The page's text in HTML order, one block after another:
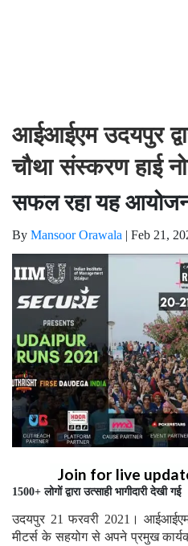
आईआईएम उदयपुर
चौथा संस्करण हाई
सफल रहा यह
By Mansoor Orawala | Feb 21,
Join for live
1500+ लोगों द्वारा उत्साही भागीदारी देखी गई
उदयपुर 21 फरवरी 2021।
मीटर्स के सहयोग से अपने प्रमुख